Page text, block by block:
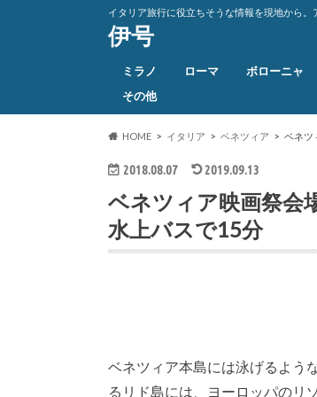
イタリア旅行に役立ちそうな情報を現地から。
伊号
ミラノ ローマ ボローニャ
その他
HOME イタリア ベネツィア ベネツ
2018.08.07 2019.09.13
ベネツィア映画祭会
水上バスで15分
ベネツィア本島には泳げるよう
るリド島には、ヨーロッパのリ